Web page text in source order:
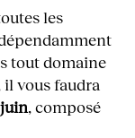
les
tout domaine
vous faudra
, composé